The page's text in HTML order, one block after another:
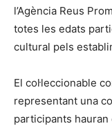
l’Agència Reus
totes les edats
cultural pels
El col·leccionable
representant una
participants